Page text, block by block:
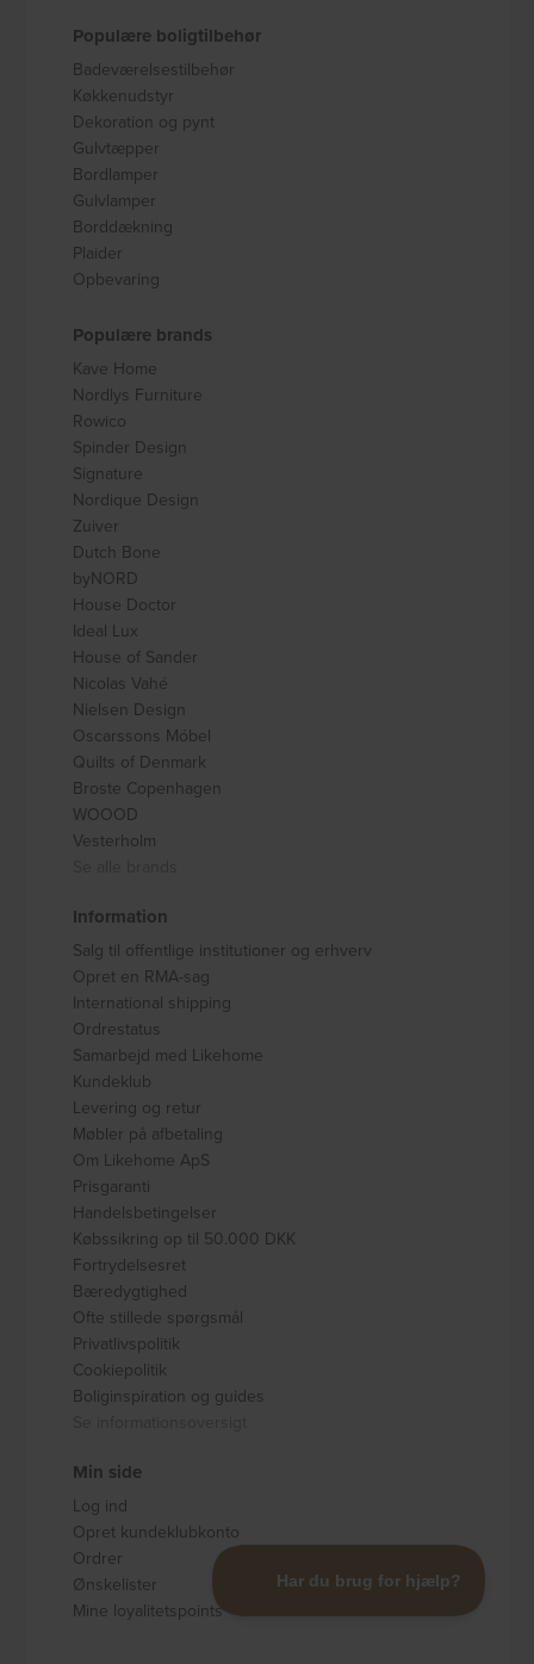
Populære boligtilbehør
Badeværelsestilbehør
Køkkenudstyr
Dekoration og pynt
Gulvtæpper
Bordlamper
Gulvlamper
Borddækning
Plaider
Opbevaring
Populære brands
Kave Home
Nordlys Furniture
Rowico
Spinder Design
Signature
Nordique Design
Zuiver
Dutch Bone
byNORD
House Doctor
Ideal Lux
House of Sander
Nicolas Vahé
Nielsen Design
Oscarssons Móbel
Quilts of Denmark
Broste Copenhagen
WOOOD
Vesterholm
Information
Salg til offentlige institutioner og erhverv
Opret en RMA-sag
International shipping
Ordrestatus
Samarbejd med Likehome
Kundeklub
Levering og retur
Møbler på afbetaling
Om Likehome ApS
Prisgaranti
Handelsbetingelser
Købssikring op til 50.000 DKK
Fortrydelsesret
Bæredygtighed
Ofte stillede spørgsmål
Privatlivspolitik
Cookiepolitik
Boliginspiration og guides
Min side
Log ind
Opret kundeklubkonto
Ordrer
Ønskelister
Mine loyalitetspoints